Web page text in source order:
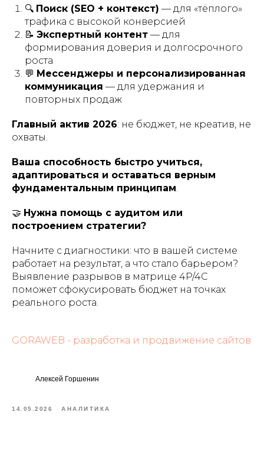
🔍 Поиск (SEO + контекст) — для «тёплого»
трафика с высокой конверсией
📝 Экспертный контент — для
формирования доверия и долгосрочного
роста
💬 Мессенджеры и персонализированная
коммуникация — для удержания и
повторных продаж
Главный актив 2026: не бюджет, не креатив, не
охваты.
Ваша способность быстро учиться,
адаптироваться и оставаться верным
фундаментальным принципам
🤝 Нужна помощь с аудитом или
построением стратегии?
Начните с диагностики: что в вашей системе
работает на результат, а что стало барьером?
Выявление разрывов в матрице 4P/4C
поможет сфокусировать бюджет на точках
реального роста.
GORAWEB - разработка и продвижение сайтов
Алексей Горшенин
14.05.2026 АНАЛИТИКА